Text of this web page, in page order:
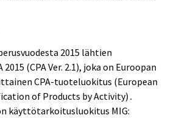
2015 lähtien
(CPA Ver. 2.1), joka on Euroopan
CPA-tuoteluokitus (European
of Products by Activity) .
käyttötarkoitusluokitus MIG: